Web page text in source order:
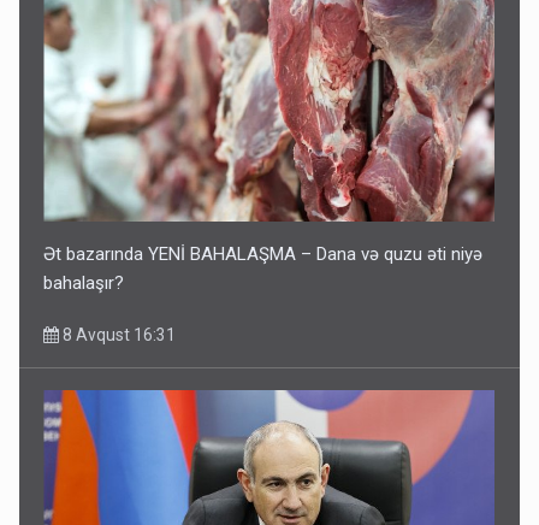
Ət bazarında YENİ BAHALAŞMA – Dana və quzu əti niyə
bahalaşır?
8 Avqust 16:31